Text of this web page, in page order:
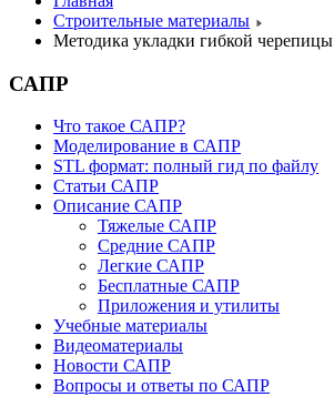
Строительные материалы
Методика укладки гибкой черепицы
САПР
Что такое САПР?
Моделирование в САПР
STL формат: полный гид по файлу
Статьи САПР
Описание САПР
Тяжелые САПР
Средние САПР
Легкие САПР
Бесплатные САПР
Приложения и утилиты
Учебные материалы
Видеоматериалы
Новости САПР
Вопросы и ответы по САПР